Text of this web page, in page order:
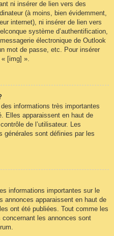
ni insérer de lien vers des
(à moins, bien évidemment,
internet), ni insérer de lien vers
système d’authentification,
électronique de Outlook
mot de passe, etc. Pour insérer
[img] ».
informations très importantes
Elles apparaissent en haut de
de l’utilisateur. Les
générales sont définies par les
informations importantes sur le
annonces apparaissent en haut de
ont été publiées. Tout comme les
les annonces sont